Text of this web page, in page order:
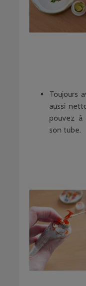
Toujours
aussi
pouvez à
son tube.